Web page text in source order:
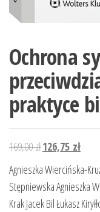
Ochrona
praktyce
169,00złPierwotna
cena
wynosiła:
169,00 zł.
126,75 zł
cena
Agnieszka Wiercińska-
Stępniewska Agnieszka
Krak Jacek Bil Łukasz